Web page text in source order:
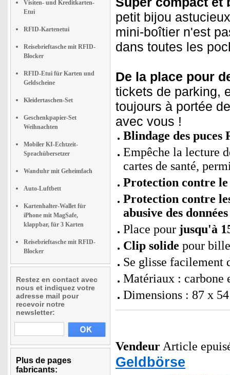
Visiten- und Kreditkarten-
Etui
RFID-Kartenetui
Reisebrieftasche mit RFID-
Blocker
RFID-Etui für Karten und
Geldscheine
Kleidertaschen-Set
Geschenkpapier-Set
Weihnachten
Mobiler KI-Echtzeit-
Sprachübersetzer
Wanduhr mit Geheimfach
Auto-Luftbett
Kartenhalter-Wallet für
iPhone mit MagSafe,
klappbar, für 3 Karten
Reisebrieftasche mit RFID-
Blocker
Restez en contact avec
nous et indiquez votre
adresse mail pour
recevoir notre
newsletter:
Plus de pages
fabricants:
petit bijou
mini-boîtier n'est
dans toutes les
De la place pour
tickets de parking,
toujours à portée
avec vous !
Blindage des puces
Empêche la lecture
cartes de santé,
Protection contre
Protection contre
abusive des données
Place pour jusqu'à
Clip solide pour
Se glisse facilement
Matériaux : carbone
Dimensions : 87 x
Vendeur Article
Geldbörse